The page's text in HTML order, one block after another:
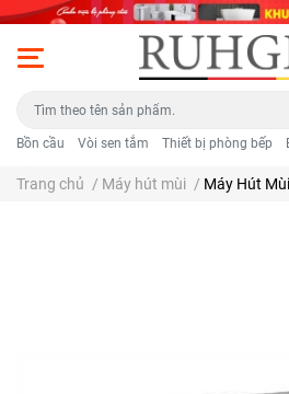
Bồn cầu Vòi sen tắm Thiết bị phòng bếp
Trang chủ / Máy hút mùi / Máy Hút